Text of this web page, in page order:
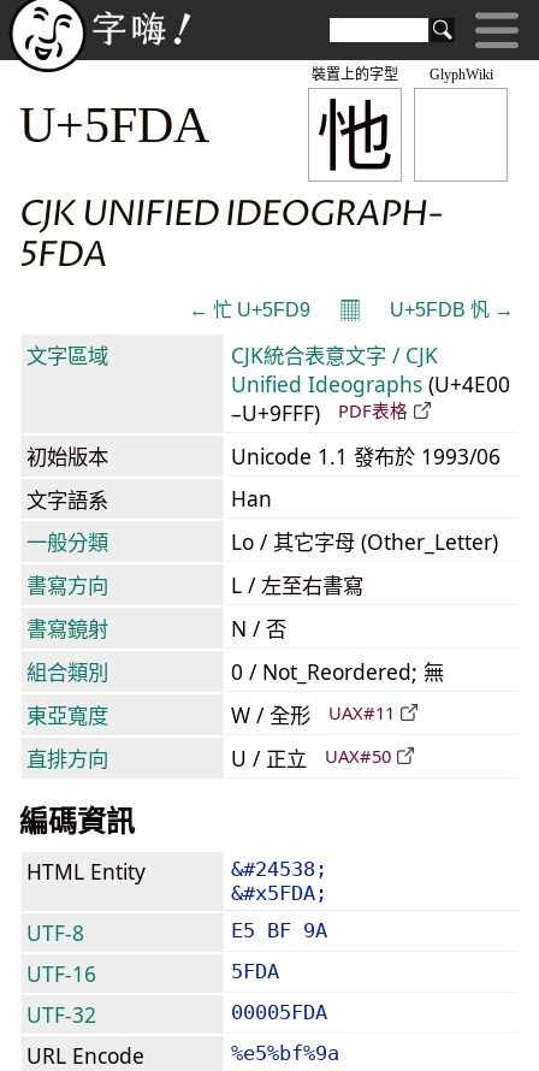
GlyphWiki
忚
裝置上的字型
U+5FDA
CJK UNIFIED IDEOGRAPH-
5FDA
← 忙 U+5FD9 𝄜 U+5FDB 忛 →
文字區域
CJK統合表意文字 / CJK
Unified Ideographs (U+4E00
–U+9FFF)
PDF表格
初始版本
Unicode 1.1 發布於 1993/06
文字語系
Han
一般分類
Lo / 其它字母 (Other_Letter)
書寫方向
L / 左至右書寫
書寫鏡射
N / 否
組合類別
0 / Not_Reordered; 無
東亞寬度
W / 全形 UAX#11
直排方向 U / 正立 UAX#50
編碼資訊
HTML Entity
&#24538;
&#x5FDA;
UTF-8 E5 BF 9A
UTF-16 5FDA
UTF-32 00005FDA
URL Encode %e5%bf%9a